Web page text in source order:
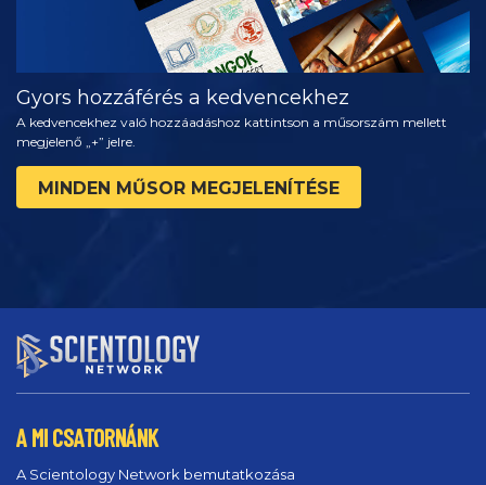
Gyors hozzáférés a kedvencekhez
A kedvencekhez való hozzáadáshoz kattintson a műsorszám mellett
megjelenő „+” jelre.
MINDEN MŰSOR MEGJELENÍTÉSE
A MI CSATORNÁNK
A Scientology Network bemutatkozása